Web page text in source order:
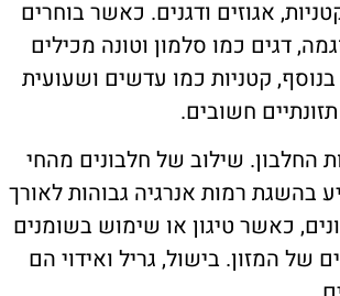
אגוזים ודגנים. כאשר בוחרים
דגים כמו סלמון וטונה מכילים
הלב. בנוסף, קטניות כמו עדשים ושעועית
חשובים.
החלבון. שילוב של חלבונים מהחי
בהשגת רמות אנרגיה גבוהות לאורך
כאשר טיגון או שימוש בשומנים
של המזון. בישול, גריל ואידוי הם